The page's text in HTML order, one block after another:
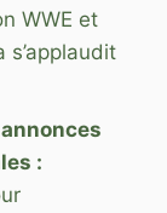
WWE et
s’applaudit
: